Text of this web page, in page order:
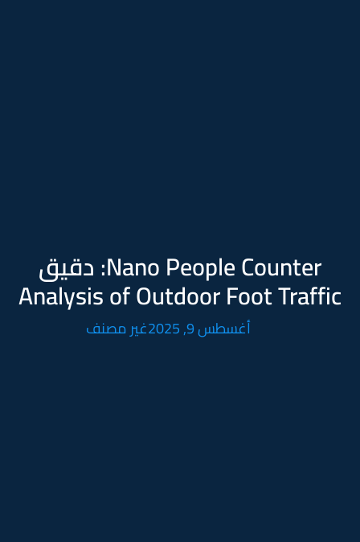
Nano People Counter: دقيق
Analysis of Outdoor Foot Traffic
أغسطس 9, 2025 غير مصنف